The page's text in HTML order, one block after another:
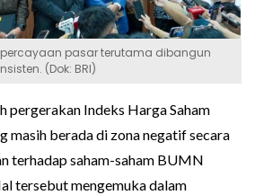
pasar terutama dibangun
(Dok: BRI)
pergerakan Indeks Harga Saham
masih berada di zona negatif secara
terhadap saham-saham BUMN
tersebut mengemuka dalam